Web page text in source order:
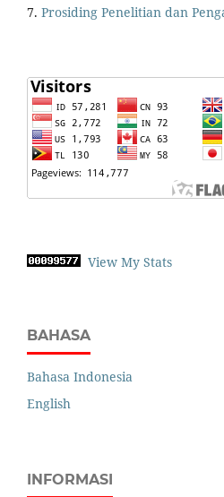
7. Prosiding Penelitian dan
View My Stats
BAHASA
Bahasa Indonesia
English
INFORMASI